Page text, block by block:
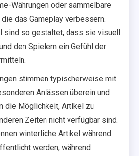
Währungen oder sammelbare
das Gameplay verbessern.
sind so gestaltet, dass sie visuell
den Spielern ein Gefühl der
stimmen typischerweise mit
Anlässen überein und
die Möglichkeit, Artikel zu
Zeiten nicht verfügbar sind.
winterliche Artikel während
werden, während